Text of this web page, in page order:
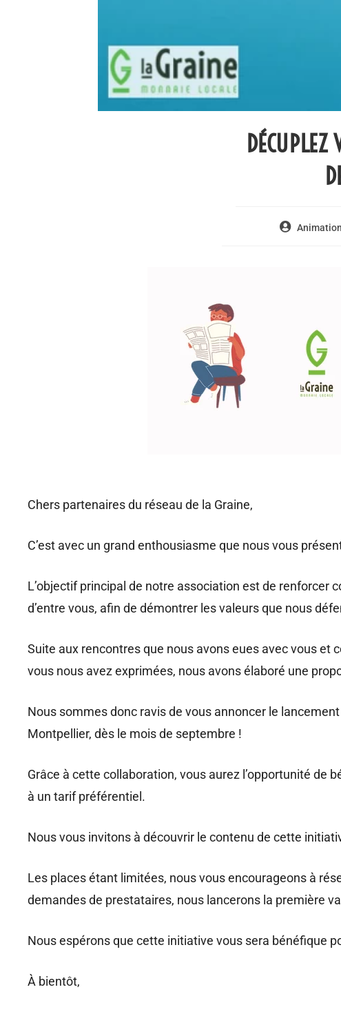
Animation
Chers partenaires du réseau de la Graine,
C’est avec un grand enthousiasme que nous vous
L’objectif principal de notre association est de renforcer
d’entre vous, afin de démontrer les valeurs que nous
Suite aux rencontres que nous avons eues avec vous
vous nous avez exprimées, nous avons élaboré une
Nous sommes donc ravis de vous annoncer le
Montpellier, dès le mois de septembre !
Grâce à cette collaboration, vous aurez l’opportunité de
à un tarif préférentiel.
Nous vous invitons à découvrir le contenu de cette
Les places étant limitées, nous vous encourageons à
demandes de prestataires, nous lancerons la première
Nous espérons que cette initiative vous sera bénéfique
À bientôt,